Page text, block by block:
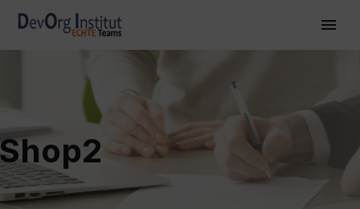
Shop2